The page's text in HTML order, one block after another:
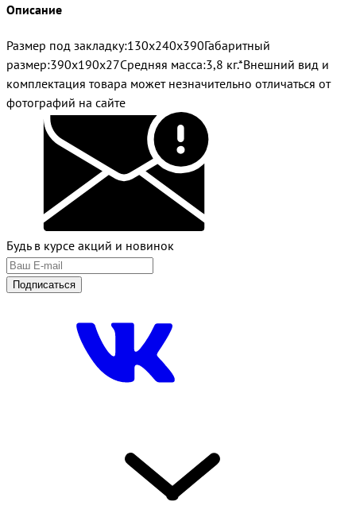
Описание
Размер под закладку:130х240х390Габаритный
размер:390х190х27Средняя масса:3,8 кг.*Внешний вид и
комплектация товара может незначительно отличаться от
фотографий на сайте
Будь в курсе акций и новинок
Подписаться